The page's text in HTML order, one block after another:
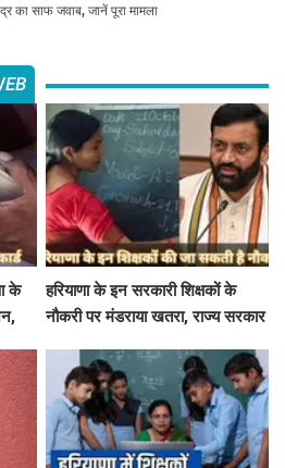
का साफ जवाब, जानें पूरा मामला
के
हरियाणा के इन सरकारी शिक्षकों के
नौकरी पर मंडराया खतरा, राज्य सरकार